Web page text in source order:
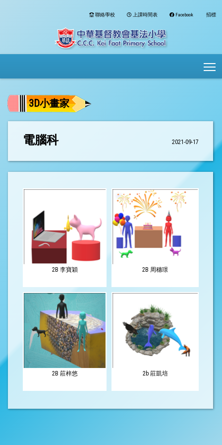
聯絡學校 上課時間表 Facebook 招標
3D小畫家
電腦科 2021-09-17
2B 李寶穎 2B 周穗璟
2B 莊梓悠 2b 莊凱培